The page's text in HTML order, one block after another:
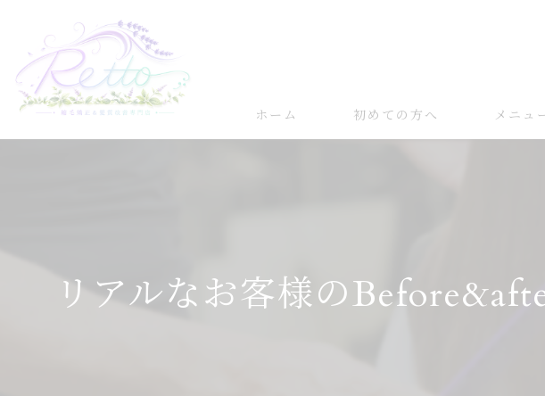
ホーム 初めての方へ メニュ
リアルなお客様の